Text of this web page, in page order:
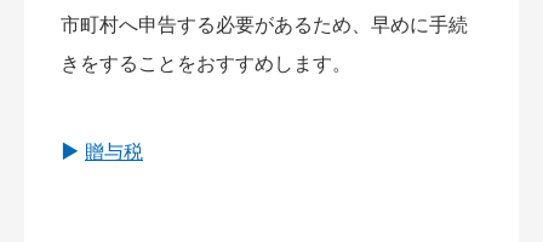
市町村へ申告する必要があるため、早めに手続
きをすることをおすすめします。
贈与税